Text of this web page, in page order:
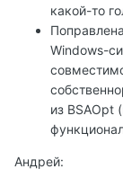
какой-то
Windows-
из BSAOpt
Андрей: